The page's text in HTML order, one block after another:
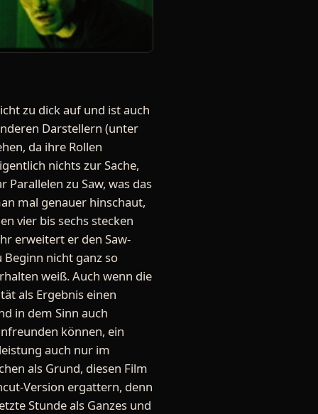
zu dick auf und ist auch
Darstellern (unter
da ihre Rollen
nichts zur Sache,
zu Saw, was das
mal genauer hinschaut,
vier bis sechs stecken
erweitert er den Saw-
nicht ganz so
weiß. Auch wenn die
als Ergebnis einen
in dem Sinn auch
können, ein
auch nur im
als Grund, diesen Film
Version ergattern, denn
Stunde als Ganzes und